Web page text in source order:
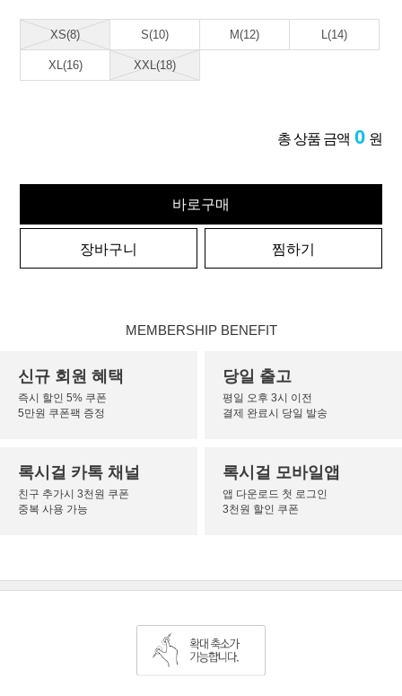
XS(8) S(10) M(12) L(14)
XL(16) XXL(18)
총 상품 금액 0 원
바로구매
장바구니 찜하기
MEMBERSHIP BENEFIT
신규 회원 혜택
즉시 할인 5% 쿠폰
5만원 쿠폰팩 증정
당일 출고
평일 오후 3시 이전
결제 완료시 당일 발송
록시걸 카톡 채널
친구 추가시 3천원 쿠폰
중복 사용 가능
록시걸 모바일앱
앱 다운로드 첫 로그인
3천원 할인 쿠폰